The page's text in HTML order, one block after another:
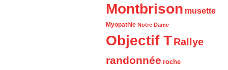
Montbrison musette
Myopathie Notre Dame
Objectif TRallye
randonnée roche